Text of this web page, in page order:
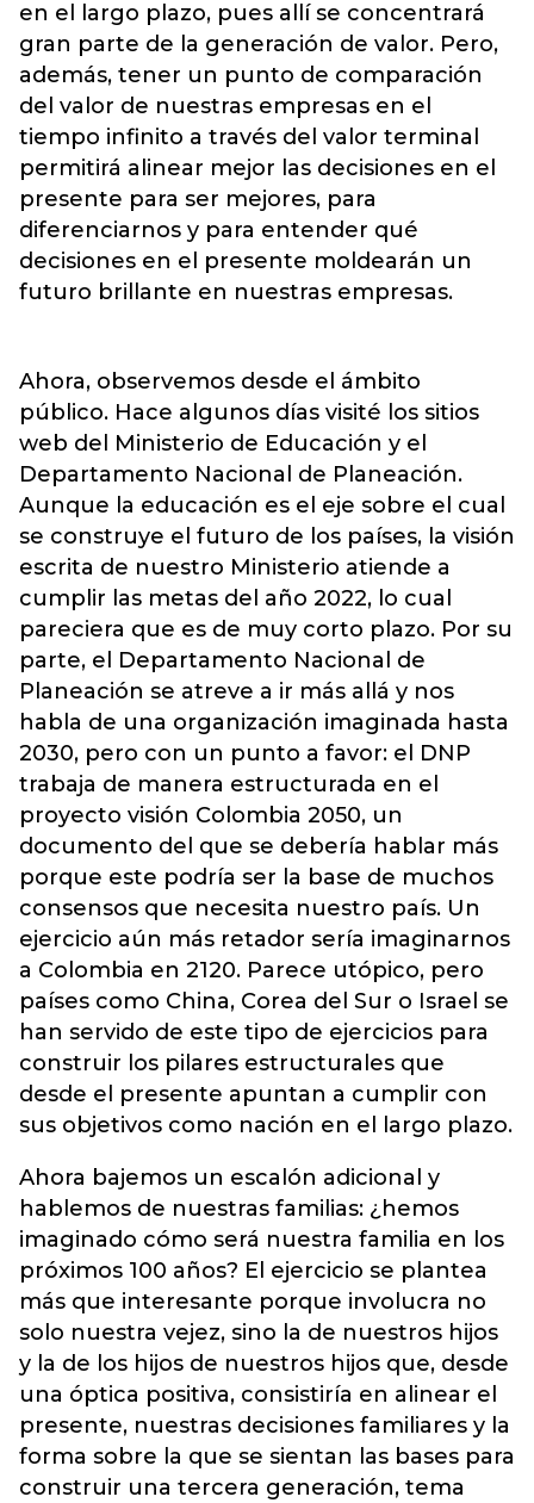
en el largo plazo, pues allí se concentrará
gran parte de la generación de valor. Pero,
además, tener un punto de comparación
del valor de nuestras empresas en el
tiempo infinito a través del valor terminal
permitirá alinear mejor las decisiones en el
presente para ser mejores, para
diferenciarnos y para entender qué
decisiones en el presente moldearán un
futuro brillante en nuestras empresas.
Ahora, observemos desde el ámbito
público. Hace algunos días visité los sitios
web del Ministerio de Educación y el
Departamento Nacional de Planeación.
Aunque la educación es el eje sobre el cual
se construye el futuro de los países, la visión
escrita de nuestro Ministerio atiende a
cumplir las metas del año 2022, lo cual
pareciera que es de muy corto plazo. Por su
parte, el Departamento Nacional de
Planeación se atreve a ir más allá y nos
habla de una organización imaginada hasta
2030, pero con un punto a favor: el DNP
trabaja de manera estructurada en el
proyecto visión Colombia 2050, un
documento del que se debería hablar más
porque este podría ser la base de muchos
consensos que necesita nuestro país. Un
ejercicio aún más retador sería imaginarnos
a Colombia en 2120. Parece utópico, pero
países como China, Corea del Sur o Israel se
han servido de este tipo de ejercicios para
construir los pilares estructurales que
desde el presente apuntan a cumplir con
sus objetivos como nación en el largo plazo.
Ahora bajemos un escalón adicional y
hablemos de nuestras familias: ¿hemos
imaginado cómo será nuestra familia en los
próximos 100 años? El ejercicio se plantea
más que interesante porque involucra no
solo nuestra vejez, sino la de nuestros hijos
y la de los hijos de nuestros hijos que, desde
una óptica positiva, consistiría en alinear el
presente, nuestras decisiones familiares y la
forma sobre la que se sientan las bases para
construir una tercera generación, tema